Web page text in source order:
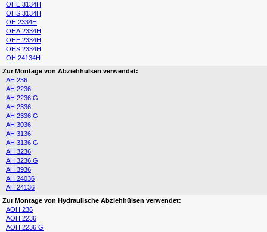
OHE 3134H
OHS 3134H
OH 2334H
OHA 2334H
OHE 2334H
OHS 2334H
OH 24134H
Zur Montage von Abziehhülsen verwendet:
AH 236
AH 2236
AH 2236 G
AH 2336
AH 2336 G
AH 3036
AH 3136
AH 3136 G
AH 3236
AH 3236 G
AH 3936
AH 24036
AH 24136
Zur Montage von Hydraulische Abziehhülsen verwendet:
AOH 236
AOH 2236
AOH 2236 G